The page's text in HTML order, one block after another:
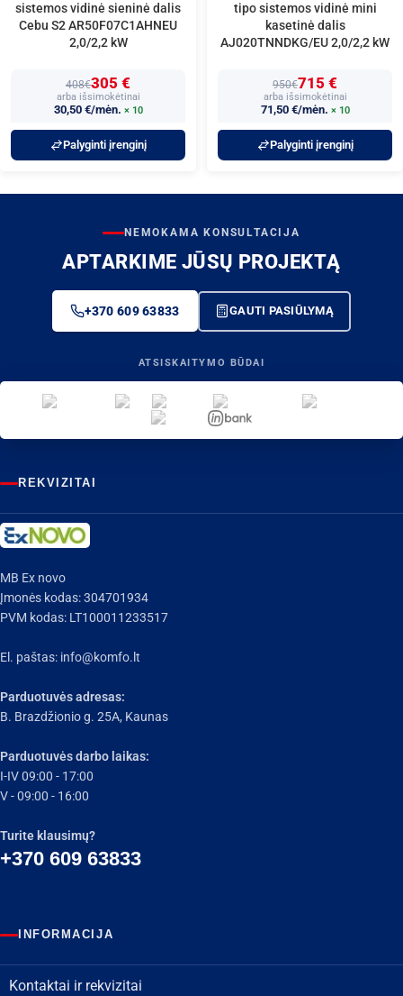
sistemos vidinė sieninė dalis
Cebu S2 AR50F07C1AHNEU
2,0/2,2 kW
408€305 €
arba išsimokėtinai
30,50 €/mėn. × 10
Palyginti įrenginį
tipo sistemos vidinė mini
kasetinė dalis
AJ020TNNDKG/EU 2,0/2,2 kW
950€715 €
arba išsimokėtinai
71,50 €/mėn. × 10
Palyginti įrenginį
NEMOKAMA KONSULTACIJA
APTARKIME JŪSŲ PROJEKTĄ
+370 609 63833 GAUTI PASIŪLYMĄ
ATSISKAITYMO BŪDAI
REKVIZITAI
MB Ex novo
Įmonės kodas: 304701934
PVM kodas: LT100011233517
El. paštas: info@komfo.lt
Parduotuvės adresas:
B. Brazdžionio g. 25A, Kaunas
Parduotuvės darbo laikas:
I-IV 09:00 - 17:00
V - 09:00 - 16:00
Turite klausimų?
+370 609 63833
INFORMACIJA
Kontaktai ir rekvizitai